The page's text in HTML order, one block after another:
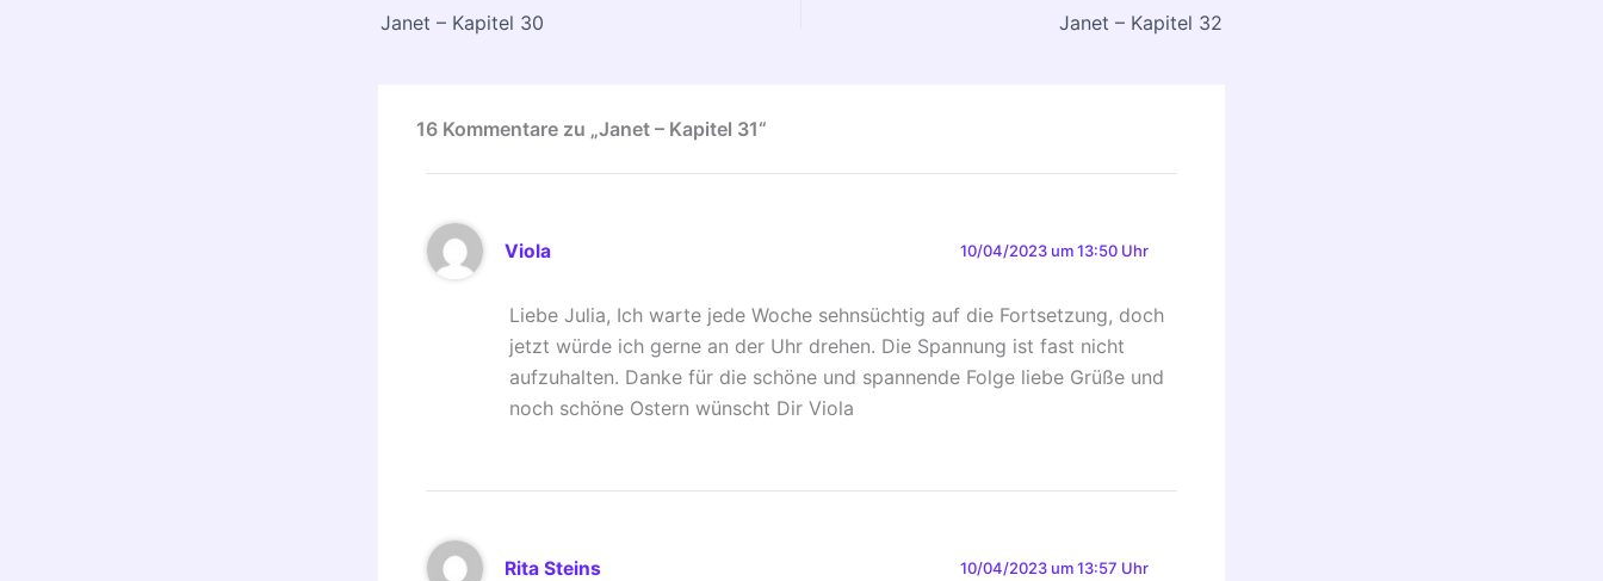
Janet – Kapitel 30 Janet – Kapitel 32
16 Kommentare zu „Janet – Kapitel 31“
Viola 10/04/2023 um 13:50 Uhr
Liebe Julia, Ich warte jede Woche sehnsüchtig auf die Fortsetzung, doch
jetzt würde ich gerne an der Uhr drehen. Die Spannung ist fast nicht
aufzuhalten. Danke für die schöne und spannende Folge liebe Grüße und
noch schöne Ostern wünscht Dir Viola
Rita Steins 10/04/2023 um 13:57 Uhr